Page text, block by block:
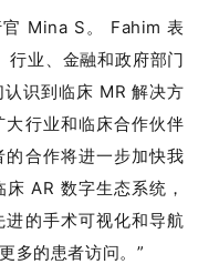
Mina S。 Fahim 表
行业、金融和政府部门
识到临床 MR 解决方
行业和临床合作伙伴
合作将进一步加快我
AR 数字生态系统，
的手术可视化和导航
多的患者访问。”